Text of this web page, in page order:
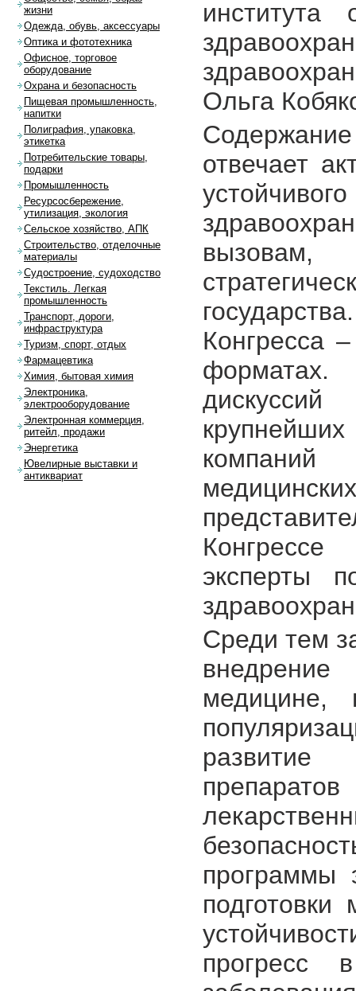
института
Ольга
отвечает
вызовам,
Конгресса
форматах.
компаний
эксперты
Среди тем
медицине,
развитие
программы
прогресс
жизни
Одежда, обувь, аксессуары
Оптика и фототехника
Офисное, торговое
оборудование
Охрана и безопасность
Пищевая промышленность,
напитки
Полиграфия, упаковка,
этикетка
Потребительские товары,
подарки
Промышленность
Ресурсосбережение,
утилизация, экология
Сельское хозяйство, АПК
Строительство, отделочные
материалы
Судостроение, судоходство
Текстиль. Легкая
промышленность
Транспорт, дороги,
инфраструктура
Туризм, спорт, отдых
Фармацевтика
Химия, бытовая химия
Электроника,
электрооборудование
Электронная коммерция,
ритейл, продажи
Энергетика
Ювелирные выставки и
антиквариат